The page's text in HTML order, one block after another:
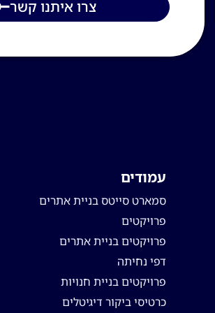
צרו איתנו קשר
עמודים
סמארט סייטס בניית אתרים
פרויקטים
פרויקטים בניית אתרים
דפי נחיתה
פרויקטים בניית חנויות
כרטיסי ביקור דיגיטלים